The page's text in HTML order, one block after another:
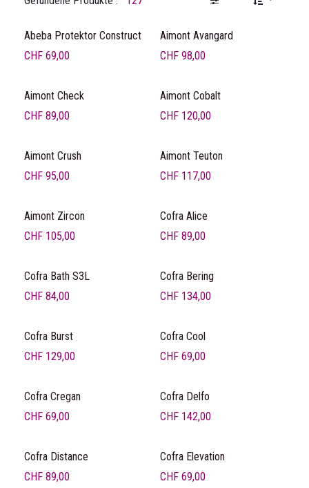
Abeba Protektor Construct
CHF 69,00
Aimont Avangard
CHF 98,00
Aimont Check
CHF 89,00
Aimont Cobalt
CHF 120,00
Aimont Crush
CHF 95,00
Aimont Teuton
CHF 117,00
Aimont Zircon
CHF 105,00
Cofra Alice
CHF 89,00
Cofra Bath S3L
CHF 84,00
Cofra Bering
CHF 134,00
Cofra Burst
CHF 129,00
Cofra Cool
CHF 69,00
Cofra Cregan
CHF 69,00
Cofra Delfo
CHF 142,00
Cofra Distance
CHF 89,00
Cofra Elevation
CHF 69,00